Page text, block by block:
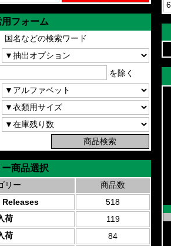
フォーム
国名などの検索ワード
を除く
商品選択
リー
商品数
Releases
518
荷
119
荷
84